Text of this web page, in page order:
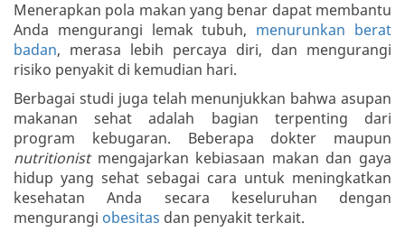
Menerapkan pola makan yang benar dapat membantu
Anda mengurangi lemak tubuh, menurunkan berat
badan, merasa lebih percaya diri, dan mengurangi
risiko penyakit di kemudian hari.
Berbagai studi juga telah menunjukkan bahwa asupan
makanan sehat adalah bagian terpenting dari
program kebugaran. Beberapa dokter maupun
nutritionist mengajarkan kebiasaan makan dan gaya
hidup yang sehat sebagai cara untuk meningkatkan
kesehatan Anda secara keseluruhan dengan
mengurangi obesitas dan penyakit terkait.